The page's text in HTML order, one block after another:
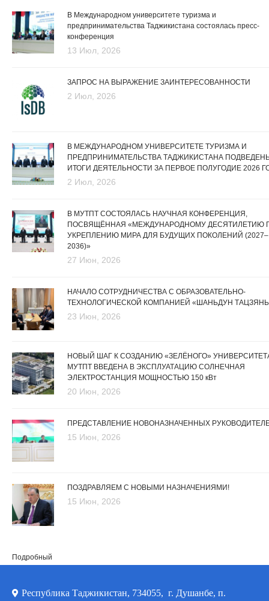
В Международном университете туризма и
предпринимательства Таджикистана состоялась пресс-
конференция
13 Июл, 2026
ЗАПРОС НА ВЫРАЖЕНИЕ ЗАИНТЕРЕСОВАННОСТИ
2 Июл, 2026
В МЕЖДУНАРОДНОМ УНИВЕРСИТЕТЕ ТУРИЗМА И
ПРЕДПРИНИМАТЕЛЬСТВА ТАДЖИКИСТАНА
ИТОГИ ДЕЯТЕЛЬНОСТИ ЗА ПЕРВОЕ ПОЛУГОДИЕ 2026
2 Июл, 2026
В МУТПТ СОСТОЯЛАСЬ НАУЧНАЯ КОНФЕРЕНЦИЯ,
ПОСВЯЩЁННАЯ «МЕЖДУНАРОДНОМУ ДЕСЯТИЛЕТИЮ
УКРЕПЛЕНИЮ МИРА ДЛЯ БУДУЩИХ ПОКОЛЕНИЙ (2027–
2036)»
27 Июн, 2026
НАЧАЛО СОТРУДНИЧЕСТВА С ОБРАЗОВАТЕЛЬНО-
ТЕХНОЛОГИЧЕСКОЙ КОМПАНИЕЙ «ШАНЬДУН
23 Июн, 2026
НОВЫЙ ШАГ К СОЗДАНИЮ «ЗЕЛЁНОГО»
МУТПТ ВВЕДЕНА В ЭКСПЛУАТАЦИЮ СОЛНЕЧНАЯ
ЭЛЕКТРОСТАНЦИЯ МОЩНОСТЬЮ 150 кВт
20 Июн, 2026
ПРЕДСТАВЛЕНИЕ НОВОНАЗНАЧЕННЫХ
15 Июн, 2026
ПОЗДРАВЛЯЕМ С НОВЫМИ НАЗНАЧЕНИЯМИ!
15 Июн, 2026
Подробный
Республика Таджикистан, 734055, г. Душанбе, п.